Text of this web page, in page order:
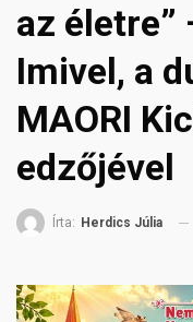
az életre”
Imivel, a
MAORI
edzőjével
Írta: Herdics Júlia